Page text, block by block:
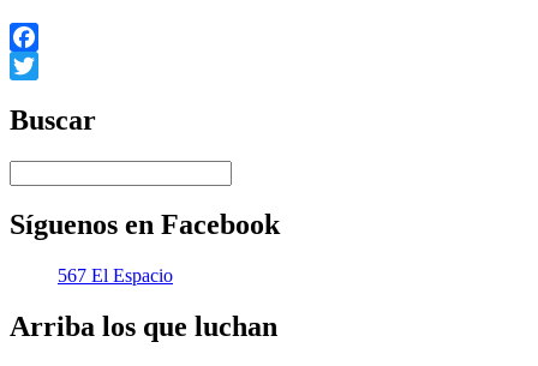
Facebook
Buscar
Síguenos en Facebook
567 El Espacio
Arriba los que luchan